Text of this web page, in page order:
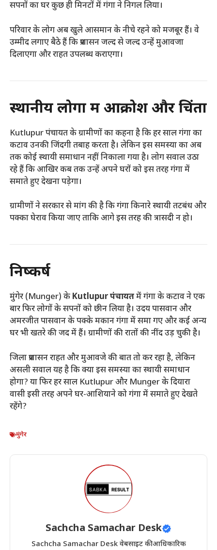
सपनों का घर कुछ ही मिनटों में गंगा ने निगल लिया।
परिवार के लोग अब खुले आसमान के नीचे रहने को मजबूर हैं। वे
उम्मीद लगाए बैठे हैं कि प्रशासन जल्द से जल्द उन्हें मुआवजा
दिलाएगा और राहत उपलब्ध कराएगा।
स्थानीय लोगों में आक्रोश और चिंता
Kutlupur पंचायत के ग्रामीणों का कहना है कि हर साल गंगा का
कटाव उनकी जिंदगी तबाह करता है। लेकिन इस समस्या का अब
तक कोई स्थायी समाधान नहीं निकाला गया है। लोग सवाल उठा
रहे हैं कि आखिर कब तक उन्हें अपने घरों को इस तरह गंगा में
समाते हुए देखना पड़ेगा।
ग्रामीणों ने सरकार से मांग की है कि गंगा किनारे स्थायी तटबंध और
पक्का घेराव किया जाए ताकि आगे इस तरह की त्रासदी न हो।
निष्कर्ष
मुंगेर (Munger) के Kutlupur पंचायतमें गंगा के कटाव ने एक
बार फिर लोगों के सपनों को छीन लिया है। उदय पासवान और
अमरजीत पासवान के पक्के मकान गंगा में समा गए और कई अन्य
घर भी खतरे की जद में हैं। ग्रामीणों की रातों की नींद उड़ चुकी है।
जिला प्रशासन राहत और मुआवजे की बात तो कर रहा है, लेकिन
असली सवाल यह है कि क्या इस समस्या का स्थायी समाधान
होगा? या फिर हर साल Kutlupur और Munger के दियारा
वासी इसी तरह अपने घर-आशियाने को गंगा में समाते हुए देखते
रहेंगे?
मुंगेर
Sachcha Samachar Desk
Sachcha Samachar Desk वेबसाइट की आधिकारिक